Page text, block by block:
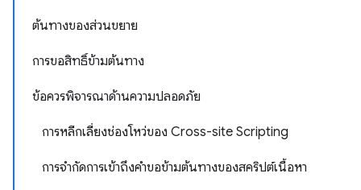
ต้นทางของส่วนขยาย
การขอสิทธิ์ข้ามต้นทาง
ข้อควรพิจารณาด้านความปลอดภัย
การหลีกเลี่ยงช่องโหว่ของ Cross-site Scripting
การจำกัดการเข้าถึงคำขอข้ามต้นทางของสคริปต์เนื้อหา